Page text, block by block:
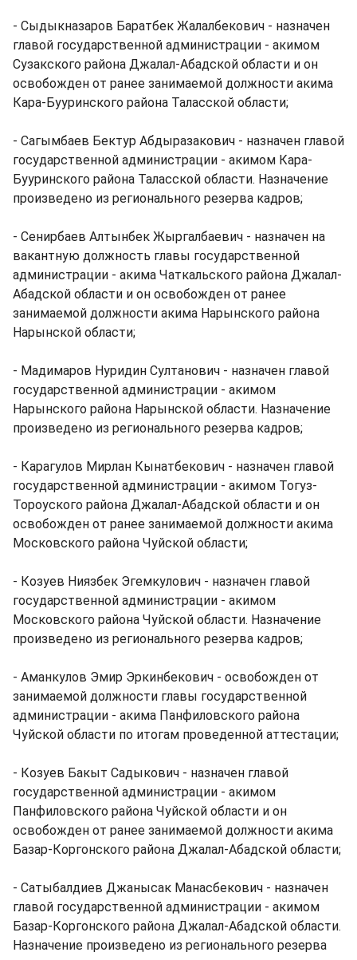
- Сыдыкназаров Баратбек Жалалбекович - назначен
главой государственной администрации - акимом
Сузакского района Джалал-Абадской области и он
освобожден от ранее занимаемой должности акима
Кара-Бууринского района Таласской области;
- Сагымбаев Бектур Абдыразакович - назначен главой
государственной администрации - акимом Кара-
Бууринского района Таласской области. Назначение
произведено из регионального резерва кадров;
- Сенирбаев Алтынбек Жыргалбаевич - назначен на
вакантную должность главы государственной
администрации - акима Чаткальского района Джалал-
Абадской области и он освобожден от ранее
занимаемой должности акима Нарынского района
Нарынской области;
- Мадимаров Нуридин Султанович - назначен главой
государственной администрации - акимом
Нарынского района Нарынской области. Назначение
произведено из регионального резерва кадров;
- Карагулов Мирлан Кынатбекович - назначен главой
государственной администрации - акимом Тогуз-
Тороуского района Джалал-Абадской области и он
освобожден от ранее занимаемой должности акима
Московского района Чуйской области;
- Козуев Ниязбек Эгемкулович - назначен главой
государственной администрации - акимом
Московского района Чуйской области. Назначение
произведено из регионального резерва кадров;
- Аманкулов Эмир Эркинбекович - освобожден от
занимаемой должности главы государственной
администрации - акима Панфиловского района
Чуйской области по итогам проведенной аттестации;
- Козуев Бакыт Садыкович - назначен главой
государственной администрации - акимом
Панфиловского района Чуйской области и он
освобожден от ранее занимаемой должности акима
Базар-Коргонского района Джалал-Абадской области;
- Сатыбалдиев Джанысак Манасбекович - назначен
главой государственной администрации - акимом
Базар-Коргонского района Джалал-Абадской области.
Назначение произведено из регионального резерва